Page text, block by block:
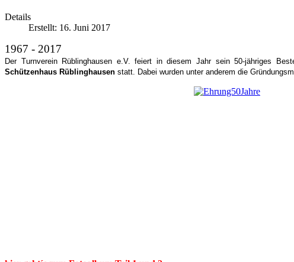
Details
Erstellt: 16. Juni 2017
1967 - 2017
Der Turnverein Rüblinghausen e.V. feiert in diesem Jahr sein 50-jähriges
Schützenhaus Rüblinghausen statt. Dabei wurden unter anderem die